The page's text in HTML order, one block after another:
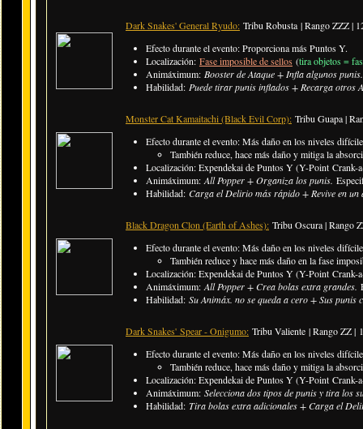
Dark Snakes' General Ryudo: Tribu Robusta | Rango ZZZ |
Efecto durante el evento: Proporciona más Puntos Y.
Localización: Fase imposible de sellos (tira objetos =
Animáximum: Booster de Ataque + Infla algunos
Habilidad: Puede tirar punis inflados + Recarga otros
Monster Cat Kamaitachi (Black Evil Corp): Tribu Guapa |
Efecto durante el evento: Más daño en los niveles
​También reduce, hace más daño y mitiga la
Localización: Expendekai de Puntos Y (Y-Point Crank-
Animáximum: All Popper + Organiza los punis.
Habilidad: Carga el Delirio más rápido + Revive en un
Black Dragon Clon (Earth of Ashes): Tribu Oscura | Rango
Efecto durante el evento: Más daño en los niveles
​También reduce y hace más daño en la fase
Localización: Expendekai de Puntos Y (Y-Point Crank-
Animáximum: All Popper + Crea bolas extra grandes.
Habilidad: Su Animáx. no se queda a cero + Sus punis
Dark Snakes' Spear - Onigumo: Tribu Valiente | Rango ZZ |
Efecto durante el evento: Más daño en los niveles
​También reduce, hace más daño y mitiga la
Localización: Expendekai de Puntos Y (Y-Point Crank-
Animáximum: Selecciona dos tipos de punis y tira los
Habilidad: Tira bolas extra adicionales + Carga el